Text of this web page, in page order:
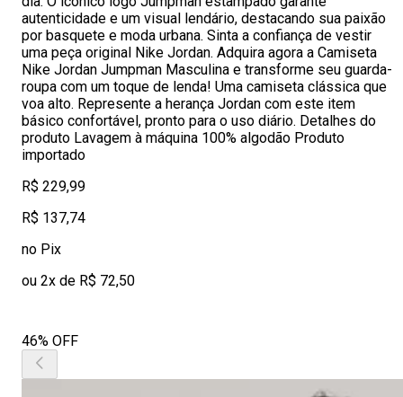
autenticidade e um visual lendário, destacando sua paixão
por basquete e moda urbana. Sinta a confiança de vestir
uma peça original Nike Jordan. Adquira agora a Camiseta
Nike Jordan Jumpman Masculina e transforme seu guarda-
roupa com um toque de lenda! Uma camiseta clássica que
voa alto. Represente a herança Jordan com este item
básico confortável, pronto para o uso diário. Detalhes do
produto Lavagem à máquina 100% algodão Produto
importado
R$ 229,99
R$ 137,74
no Pix
ou 2x de R$ 72,50
46% OFF